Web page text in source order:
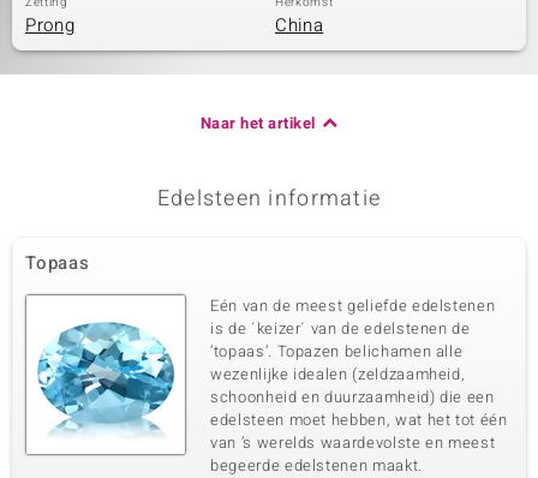
Prong China
Naar het artikel
Edelsteen informatie
Topaas
Eén van de meest geliefde edelstenen
is de ´keizer´ van de edelstenen de
‘topaas’. Topazen belichamen alle
wezenlijke idealen (zeldzaamheid,
schoonheid en duurzaamheid) die een
edelsteen moet hebben, wat het tot één
van ’s werelds waardevolste en meest
begeerde edelstenen maakt.